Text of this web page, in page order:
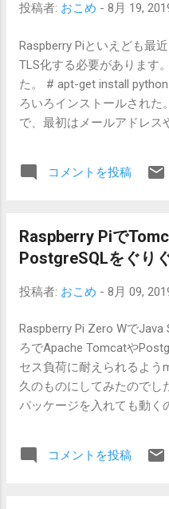
IFTTTに連携できそうなア
URLを埋め込み、タッチし
IFTTTが動くという方向で
項) Felicaではないので
タグには反応しません。た
ラウザで開くので閉じる
うです。IFTTTの画面が迷
かさっぱり…。 Appletにす
ん。(Step 1 of 6) ひとつし
request を選び、英数で?イ
を選びます。(Step 4 of 6)
of 6) できあがった機能に
6 of 6) 追加した...
投稿者: おこめ - 8月 19,
Raspberry Piといえども最
TLS化する必要があります
た。 # apt-get install
ろいろインストールされた
で、最初はメールアドレス
certbot certonly -d
Apache Web Server plugin
う) 2: Spin up a temporary
webroot directory (webroot)
- - - - - - - - - - - - - - 3つの
ら2、止められないなら3か
た。ワイルドカード証明書
れるらしいです。 2の場合
を止めてから実行するだけ
後、 /etc/letsencrypt/live/
コメントを投稿
Raspberry Piで
PostgreSQLをぐり
投稿者: おこめ - 8月 09,
Raspberry Pi Zero Wで
ろでApache Tomcatや
セス負荷に耐えられるよう
久のものにしてみたので
パッケージを入れても動く
Tomcat 9はJDK 8でも動き
で、だいたい入ります。
コメントを投稿